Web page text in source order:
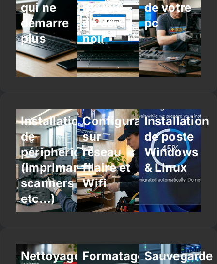
qui ne
démarre
plus
bloqué
ou écran
noir
de votre
pc
Installation
de
périphériques
(imprimantes,
scanners
etc…)
Configuration
sur
réseau
filaire et
Wifi
Installation
de poste
Windows
& Linux
Nettoyage FormatageSauvegarde